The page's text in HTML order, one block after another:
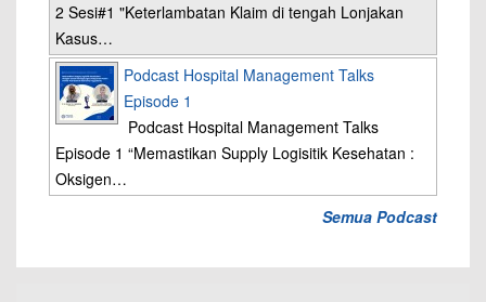
2 Sesi#1 "Keterlambatan Klaim di tengah Lonjakan
Kasus…
Podcast Hospital Management Talks
Episode 1
Podcast Hospital Management Talks
Episode 1 “Memastikan Supply Logisitik Kesehatan :
Oksigen…
Semua Podcast